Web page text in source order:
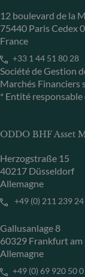
12 boulevard de la
75440 Paris Cedex
France
+33 1 44 51 80 28
Société de Gestion
Marchés Financiers
* Entité
ODDO BHF Asset
Herzogstraße 15
40217 Düsseldorf
Allemagne
+49 (0) 211 239
Gallusanlage 8
60329 Frankfurt am
Allemagne
+49 (0) 69 920 50 0